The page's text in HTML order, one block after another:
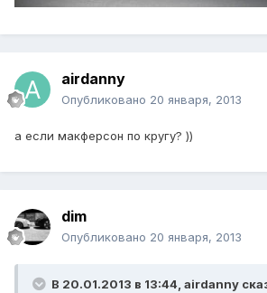
airdanny
Опубликовано 20 января, 2013
а если макферсон по кругу? ))
dim
Опубликовано 20 января, 2013
В 20.01.2013 в 13:44, airdanny